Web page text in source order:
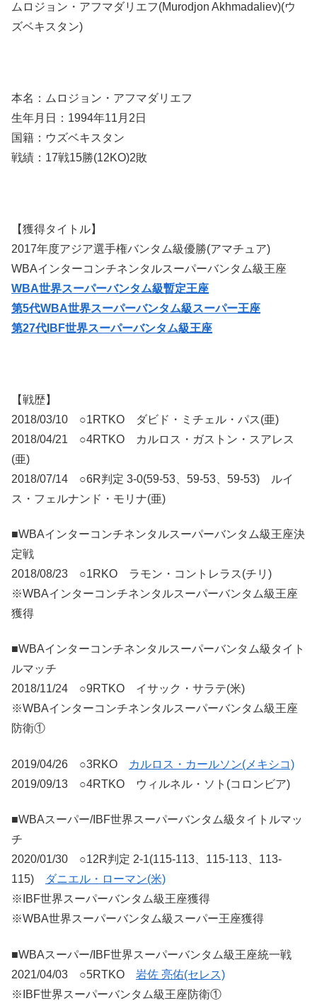
ムロジョン・アフマダリエフ(Murodjon Akhmadaliev)(ウ
ズベキスタン)
本名：ムロジョン・アフマダリエフ
生年月日：1994年11月2日
国籍：ウズベキスタン
戦績：17戦15勝(12KO)2敗
【獲得タイトル】
2017年度アジア選手権バンタム級優勝(アマチュア)
WBAインターコンチネンタルスーパーバンタム級王座
WBA世界スーパーバンタム級暫定王座
第5代WBA世界スーパーバンタム級スーパー王座
第27代IBF世界スーパーバンタム級王座
【戦歴】
2018/03/10 ○1RTKO ダビド・ミチェル・パス(亜)
2018/04/21 ○4RTKO カルロス・ガストン・スアレス
(亜)
2018/07/14 ○6R判定 3-0(59-53、59-53、59-53) ルイ
ス・フェルナンド・モリナ(亜)
■WBAインターコンチネンタルスーパーバンタム級王座決
定戦
2018/08/23 ○1RKO ラモン・コントレラス(チリ)
※WBAインターコンチネンタルスーパーバンタム級王座
獲得
■WBAインターコンチネンタルスーパーバンタム級タイト
ルマッチ
2018/11/24 ○9RTKO イサック・サラテ(米)
※WBAインターコンチネンタルスーパーバンタム級王座
防衛①
2019/04/26 ○3RKO
カルロス・カールソン(メキシコ)
2019/09/13 ○4RTKO ウィルネル・ソト(コロンビア)
■WBAスーパー/IBF世界スーパーバンタム級タイトルマッ
チ
2020/01/30 ○12R判定 2-1(115-113、115-113、113-
115)
ダニエル・ローマン(米)
※IBF世界スーパーバンタム級王座獲得
※WBA世界スーパーバンタム級スーパー王座獲得
■WBAスーパー/IBF世界スーパーバンタム級王座統一戦
2021/04/03 ○5RTKO 岩佐 亮佑(セレス)
※IBF世界スーパーバンタム級王座防衛①